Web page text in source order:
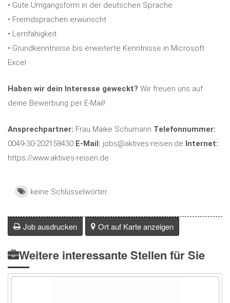
• Gute Umgangsform in der deutschen Sprache
• Fremdsprachen erwünscht
• Lernfähigkeit
• Grundkenntnisse bis erweiterte Kenntnisse in Microsoft
Excel
Haben wir dein Interesse geweckt? Wir freuen uns auf
deine Bewerbung per E-Mail!
Ansprechpartner: Frau Maike Schumann Telefonnummer:
0049-30-202158430 E-Mail: jobs@aktives-reisen.de Internet:
https://www.aktives-reisen.de
keine Schlüsselwörter
Job ausdrucken Ort auf Karte anzeigen
Weitere interessante Stellen für Sie